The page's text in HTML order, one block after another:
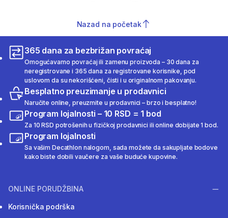
Nazad na početak
365 dana za bezbrižan povraćaj
Omogućavamo povraćaj ili zamenu proizvoda – 30 dana za
neregistrovane i 365 dana za registrovane korisnike, pod
uslovom da su nekorišćeni, čisti i u originalnom pakovanju.
Besplatno preuzimanje u prodavnici
Naručite online, preuzmite u prodavnici – brzo i besplatno!
Program lojalnosti – 10 RSD = 1 bod
Za 10 RSD potrošenih u fizičkoj prodavnici ili online dobijate 1 bod.
Program lojalnosti
Sa vašim Decathlon nalogom, sada možete da sakupljate bodove
kako biste dobili vaučere za vaše buduće kupovine.
ONLINE PORUDŽBINA
Korisnička podrška